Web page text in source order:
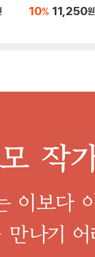
10% 11,250원